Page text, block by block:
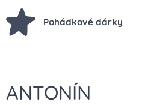
Pohádkové dárky
ANTONÍN